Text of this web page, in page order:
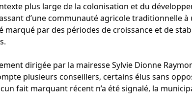
plus large de la colonisation et du
d’une communauté agricole traditionnelle
marqué par des périodes de croissance et de
dirigée par la mairesse Sylvie Dionne
plusieurs conseillers, certains élus sans
fait marquant récent n’a été signalé, la